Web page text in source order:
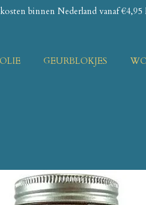
binnen Nederland vanaf €4,95
GEURBLOKJES